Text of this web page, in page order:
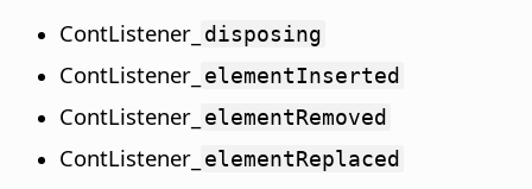
ContListener_ disposing
ContListener_ elementInserted
ContListener_ elementRemoved
ContListener_ elementReplaced